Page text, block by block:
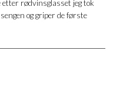
etter rødvinsglasset jeg tok
og griper de første